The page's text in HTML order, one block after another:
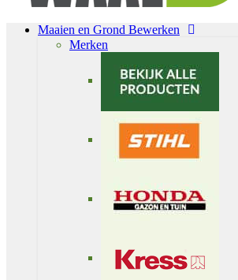
Maaien en Grond Bewerken
Merken